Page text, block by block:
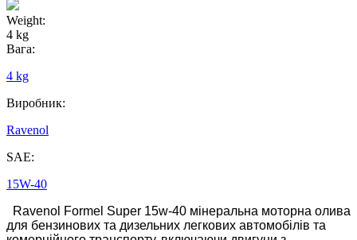
Weight:
4 kg
Вага:
4 kg
Виробник:
Ravenol
SAE:
15W-40
Ravenol Formel Super 15w-40 мінеральна моторна олива
для бензинових та дизельних легкових автомобілів та